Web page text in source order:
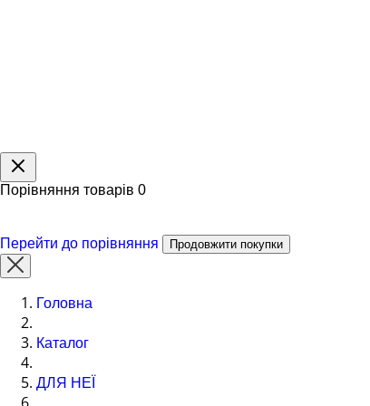
Порівняння товарів 0
Перейти до порівняння Продовжити покупки
Головна
Каталог
ДЛЯ НЕЇ